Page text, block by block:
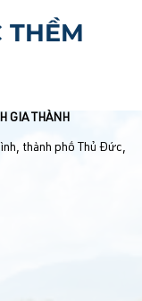
THỀM
GIA THÀNH
thành phố Thủ Đức,